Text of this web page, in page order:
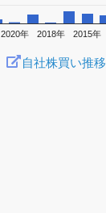
2020年 2018年 2015年
自社株買い推移